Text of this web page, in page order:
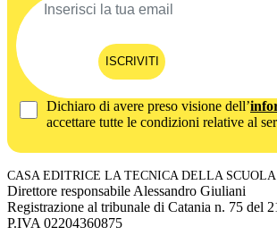
ISCRIVITI
Dichiaro di avere preso visione dell’
accettare tutte le condizioni relative al
CASA EDITRICE LA TECNICA DELLA SCUOLA
Direttore responsabile Alessandro Giuliani
Registrazione al tribunale di Catania n. 75 del
P.IVA 02204360875